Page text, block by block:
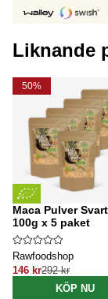
Liknande
50%
Maca Pulver
100g x 5 paket
Rawfoodshop
146 kr292 kr
KÖP NU